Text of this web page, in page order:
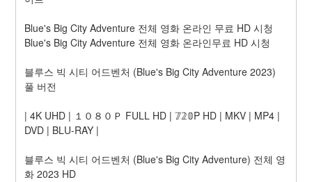
Blue's Big City Adventure 전체 영화 온라인 무료 HD 시청
Blue's Big City Adventure 전체 영화 온라인무료 HD 시청
블루스 빅 시티 어드벤처 (Blue's Big City Adventure 2023)
풀 버전
| 4K UHD | １０８０Ｐ FULL HD | 𝟟𝟚𝟘P HD | MKV | MP4 |
DVD | BLU-RAY |
블루스 빅 시티 어드벤처 (Blue's Big City Adventure) 전체 영
화 2023 HD